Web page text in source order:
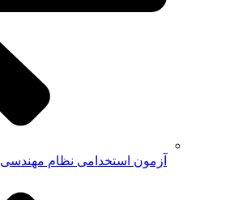
آزمون استخدامی نظام مهندسی